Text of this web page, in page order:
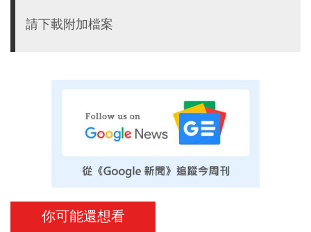
請下載附加檔案
你可能還想看